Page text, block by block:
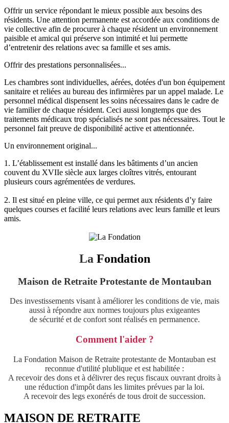
Offrir un service répondant le mieux possible aux besoins des
résidents. Une attention permanente est accordée aux conditions de
vie collective afin de procurer à chaque résident un environnement
paisible et amical qui préserve son intimité et lui permette
d’entretenir des relations avec sa famille et ses amis.
Offrir des prestations personnalisées...
Les chambres sont individuelles, aérées, dotées d'un bon équipement
sanitaire et reliées au bureau des infirmières par un appel malade. Le
personnel médical dispensent les soins nécessaires dans le cadre de
vie familier de chaque résident. Ceci aussi longtemps que des
traitements médicaux trop spécialisés ne sont pas nécessaires. Tout le
personnel fait preuve de disponibilité active et attentionnée.
Un environnement original...
1. L’établissement est installé dans les bâtiments d’un ancien
couvent du XVIIe siècle aux larges cloîtres vitrés, entourant
plusieurs cours agrémentées de verdures.
2. Il est situé en pleine ville, ce qui permet aux résidents d’y faire
quelques courses et facilité leurs relations avec leurs famille et leurs
amis.
La Fondation
Maison de Retraite Protestante de Montauban
Des investissements visant à améliorer les conditions de vie, mais
aussi à répondre aux normes toujours plus exigeantes
de sécurité et de confort sont réalisés en permanence.
Comment l'aider ?
La Fondation Maison de Retraite protestante de Montauban est
reconnue d'utilité plublique et est habilitée :
A recevoir des dons et à délivrer des reçus fiscaux ouvrant droits à
une réduction d'impôt dans les limites prévues par la loi.
A recevoir des legs exonérés de tous droit de succession.
MAISON DE RETRAITE